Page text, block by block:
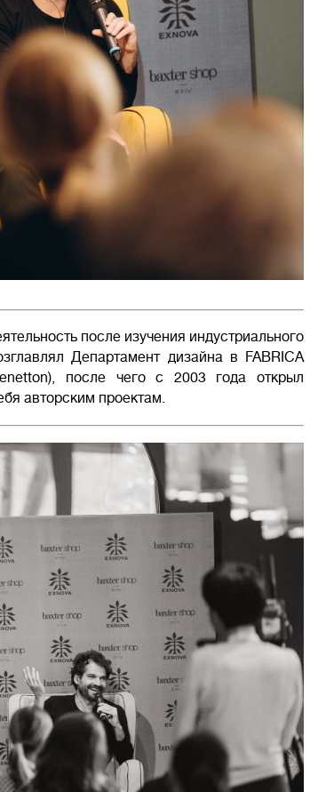
после изучения индустриального
Департамент дизайна в FABRICA
после чего с 2003 года открыл
авторским проектам.